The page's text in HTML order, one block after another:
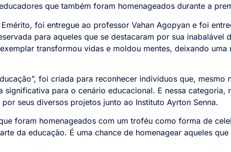
que também foram homenageados durante a
foi entregue ao professor Vahan Agopyan e foi
para aqueles que se destacaram por sua inabalável
transformou vidas e moldou mentes, deixando uma
foi criada para reconhecer indivíduos que, mesmo
para o cenário educacional. E nessa categoria,
seus diversos projetos junto ao Instituto Ayrton Senna.
foram homenageados com um troféu como forma de
da educação. É uma chance de homenagear aqueles